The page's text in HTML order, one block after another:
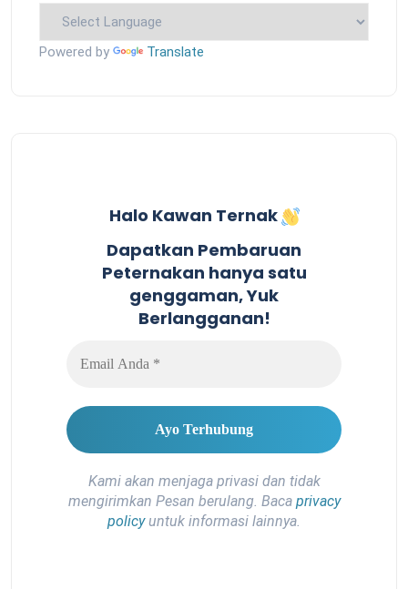
Powered by Translate
Halo Kawan Ternak
Dapatkan Pembaruan
Peternakan hanya satu
genggaman, Yuk
Berlangganan!
Kami akan menjaga privasi dan tidak
mengirimkan Pesan berulang. Baca privacy
policyuntuk informasi lainnya.